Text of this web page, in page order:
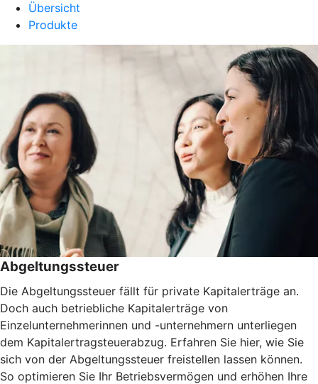
Übersicht
Produkte
Abgeltungssteuer
Die Abgeltungssteuer fällt für private Kapitalerträge an.
Doch auch betriebliche Kapitalerträge von
Einzelunternehmerinnen und -unternehmern unterliegen
dem Kapitalertragsteuerabzug. Erfahren Sie hier, wie Sie
sich von der Abgeltungssteuer freistellen lassen können.
So optimieren Sie Ihr Betriebsvermögen und erhöhen Ihre